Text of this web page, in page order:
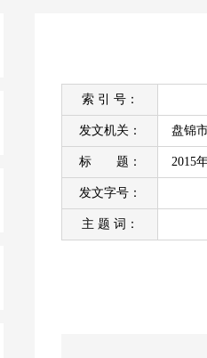
索 引 号：
发文机关： 盘锦
标 题： 2015
发文字号：
主 题 词：